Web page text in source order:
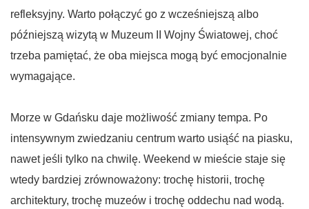
refleksyjny. Warto połączyć go z wcześniejszą albo
późniejszą wizytą w Muzeum II Wojny Światowej, choć
trzeba pamiętać, że oba miejsca mogą być emocjonalnie
wymagające.
Morze w Gdańsku daje możliwość zmiany tempa. Po
intensywnym zwiedzaniu centrum warto usiąść na piasku,
nawet jeśli tylko na chwilę. Weekend w mieście staje się
wtedy bardziej zrównoważony: trochę historii, trochę
architektury, trochę muzeów i trochę oddechu nad wodą.